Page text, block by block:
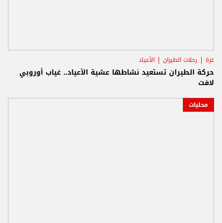
غزة رحلات الطيران الأعياد
حركة الطيران تستعيد نشاطها عشية الأعياد.. غياب أوروبي
لافت
محليات